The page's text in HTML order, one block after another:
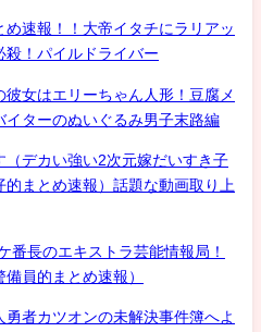
速報！！大帝イタチにラリアッ
殺！パイルドライバー
女はエリーちゃん人形！豆腐メ
イターのぬいぐるみ男子末路編
（デカい強い2次元嫁だいすき子
まとめ速報）話題な動画取り上
番長のエキストラ芸能情報局！
員的まとめ速報）
者カツオンの未解決事件簿へよ